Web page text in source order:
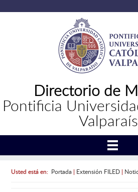
Directorio de
Pontificia
Usted está en: Portada| Extensión FILED|